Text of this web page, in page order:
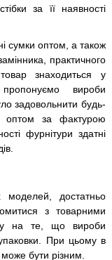
за її наявності
сумки оптом, а також
практичного
знаходиться у
пропонуємо вироби
задовольнити будь-
оптом за фактурою
фурнітури здатні
моделей, достатньо
з товарними
на те, що вироби
При цьому в
бути різним.